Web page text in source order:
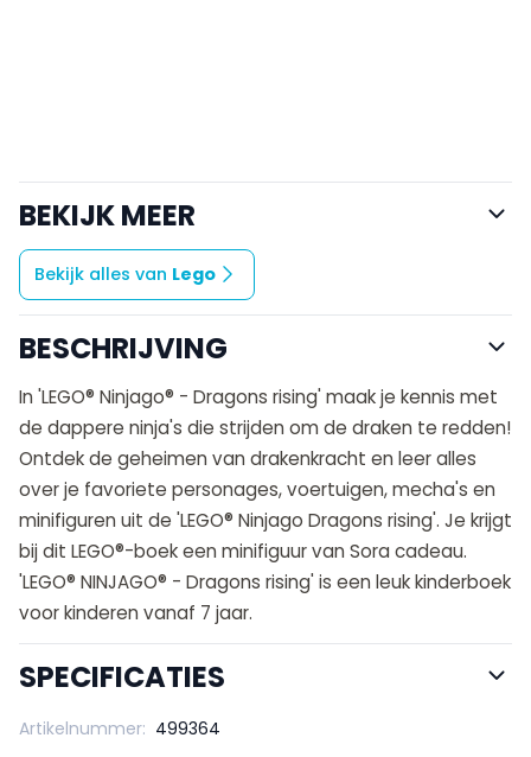
BEKIJK MEER
Bekijk alles van Lego
BESCHRIJVING
In 'LEGO® Ninjago® - Dragons rising' maak je kennis met
de dappere ninja's die strijden om de draken te redden!
Ontdek de geheimen van drakenkracht en leer alles
over je favoriete personages, voertuigen, mecha's en
minifiguren uit de 'LEGO® Ninjago Dragons rising'. Je krijgt
bij dit LEGO®-boek een minifiguur van Sora cadeau.
'LEGO® NINJAGO® - Dragons rising' is een leuk kinderboek
voor kinderen vanaf 7 jaar.
SPECIFICATIES
Artikelnummer: 499364